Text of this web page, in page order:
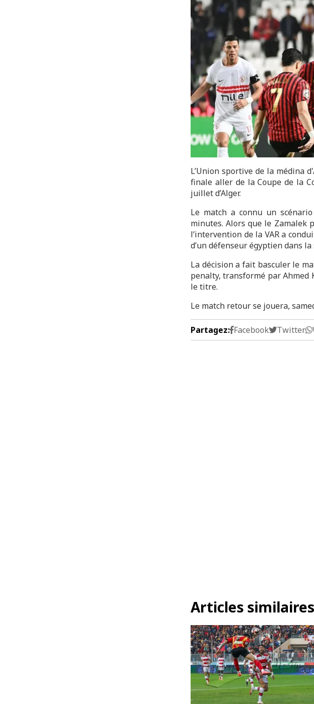
L’Union sportive de la médina
finale aller de la Coupe de la
juillet d’Alger.
Le match a connu un
minutes. Alors que le Zamalek
l’intervention de la VAR a
d’un défenseur égyptien dans
La décision a fait basculer le
penalty, transformé par
le titre.
Le match retour se jouera,
Partagez: Facebook Twitter
Articles similaires